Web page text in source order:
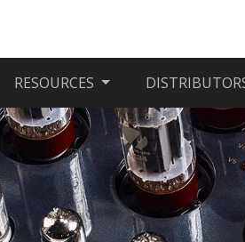
RESOURCES